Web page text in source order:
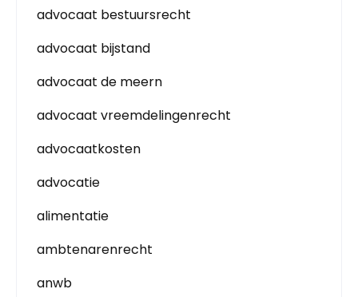
advocaat bestuursrecht
advocaat bijstand
advocaat de meern
advocaat vreemdelingenrecht
advocaatkosten
advocatie
alimentatie
ambtenarenrecht
anwb